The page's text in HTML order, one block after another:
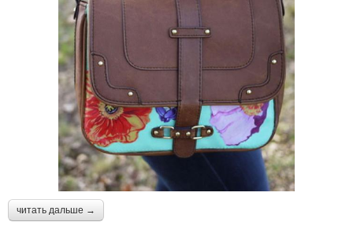
читать дальше →